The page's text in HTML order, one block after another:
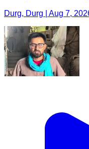
Durg, Durg | Aug 7,